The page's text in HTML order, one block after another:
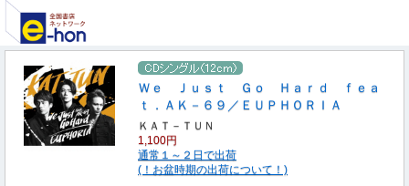
Ｗｅ Ｊｕｓｔ Ｇｏ Ｈａｒｄ ｆｅａ
ｔ．ＡＫ－６９／ＥＵＰＨＯＲＩＡ
ＫＡＴ－ＴＵＮ
1,100円
通常１～２日で出荷
(！お盆時期の出荷について！)